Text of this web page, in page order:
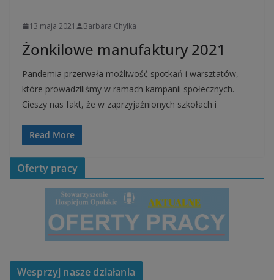
13 maja 2021 Barbara Chyłka
Żonkilowe manufaktury 2021
Pandemia przerwała możliwość spotkań i warsztatów,
które prowadziliśmy w ramach kampanii społecznych.
Cieszy nas fakt, że w zaprzyjaźnionych szkołach i
Read More
Oferty pracy
Wesprzyj nasze działania